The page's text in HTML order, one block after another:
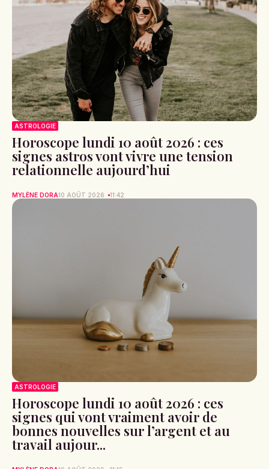
ASTROLOGIE
Horoscope lundi 10 août 2026 : ces
signes astros vont vivre une tension
relationnelle aujourd’hui
MYLÈNE DORA10 AOÛT 2026 11:42
ASTROLOGIE
Horoscope lundi 10 août 2026 : ces
signes qui vont vraiment avoir de
bonnes nouvelles sur l’argent et au
travail aujour...